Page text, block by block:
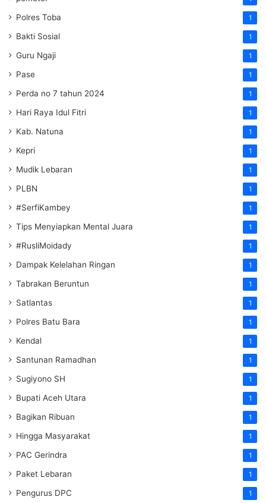
Polres Toba 1
Bakti Sosial 1
Guru Ngaji 1
Pase 1
Perda no 7 tahun 2024 1
Hari Raya Idul Fitri 1
Kab. Natuna 1
Kepri 1
Mudik Lebaran 1
PLBN 1
#SerfiKambey 1
Tips Menyiapkan Mental Juara 1
#RusliMoidady 1
Dampak Kelelahan Ringan 1
Tabrakan Beruntun 1
Satlantas 1
Polres Batu Bara 1
Kendal 1
Santunan Ramadhan 1
Sugiyono SH 1
Bupati Aceh Utara 1
Bagikan Ribuan 1
Hingga Masyarakat 1
PAC Gerindra 1
Paket Lebaran 1
Pengurus DPC 1